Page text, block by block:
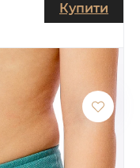
Купити